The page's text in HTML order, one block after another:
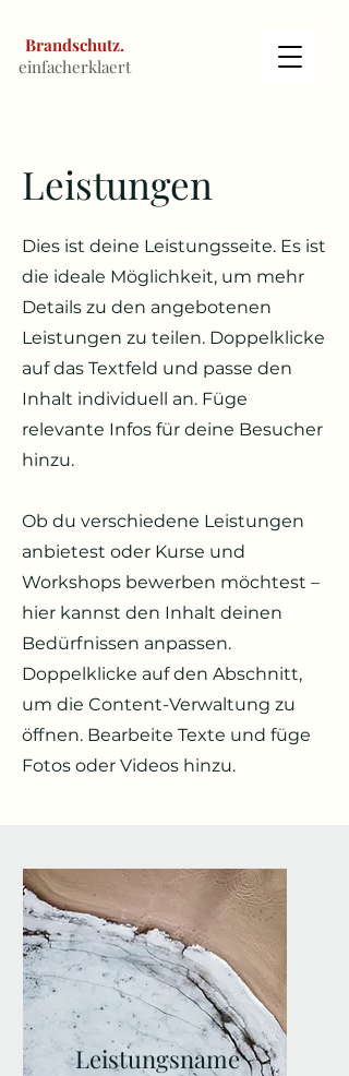
Brandschutz.
einfacherklaert
Leistungen
Dies ist deine Leistungsseite. Es ist
die ideale Möglichkeit, um mehr
Details zu den angebotenen
Leistungen zu teilen. Doppelklicke
auf das Textfeld und passe den
Inhalt individuell an. Füge
relevante Infos für deine Besucher
hinzu.
Ob du verschiedene Leistungen
anbietest oder Kurse und
Workshops bewerben möchtest ​–​
hier kannst den Inhalt deinen
Bedürfnissen anpassen.
Doppelklicke auf den Abschnitt,
um die Content-Verwaltung zu
öffnen. Bearbeite Texte und füge
Fotos oder Videos hinzu.
Leistungsname